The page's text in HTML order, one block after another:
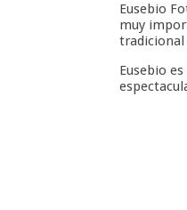
Eusebio
muy
tradicional
Eusebio